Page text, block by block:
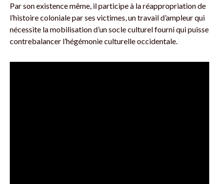
Par son existence même, il participe à la réappropriation de
l’histoire coloniale par ses victimes, un travail d’ampleur qui
nécessite la mobilisation d’un socle culturel fourni qui puisse
contrebalancer l’hégémonie culturelle occidentale.